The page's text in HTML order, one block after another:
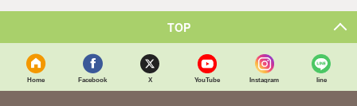
TOP
Home Facebook X YouTube Instagram line